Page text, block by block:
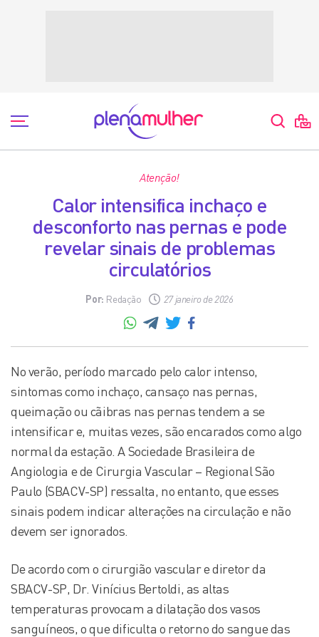
Atenção!
Calor intensifica inchaço e
desconforto nas pernas e pode
revelar sinais de problemas
circulatórios
Por: Redação 27 janeiro de 2026
No verão, período marcado pelo calor intenso,
sintomas como inchaço, cansaço nas pernas,
queimação ou cãibras nas pernas tendem a se
intensificar e, muitas vezes, são encarados como algo
normal da estação. A Sociedade Brasileira de
Angiologia e de Cirurgia Vascular – Regional São
Paulo (SBACV-SP) ressalta, no entanto, que esses
sinais podem indicar alterações na circulação e não
devem ser ignorados.
De acordo com o cirurgião vascular e diretor da
SBACV-SP, Dr. Vinícius Bertoldi, as altas
temperaturas provocam a dilatação dos vasos
sanguíneos, o que dificulta o retorno do sangue das